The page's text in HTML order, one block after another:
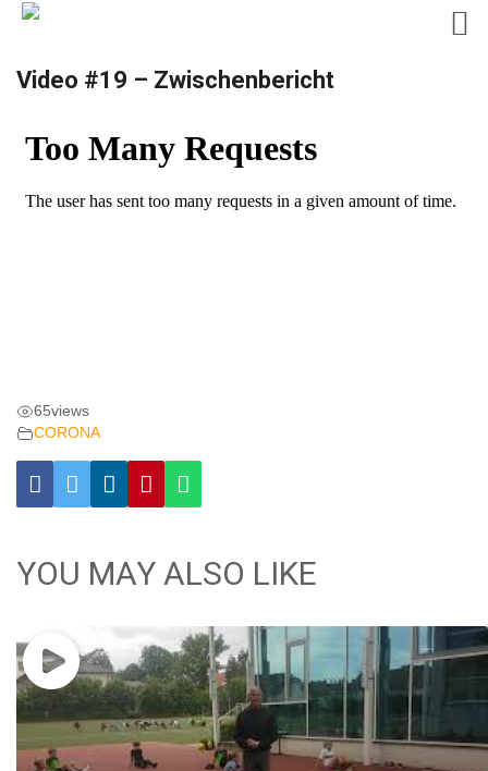
SkipVideo #19 – Zwischenbericht
65views
CORONA
YOU MAY ALSO LIKE